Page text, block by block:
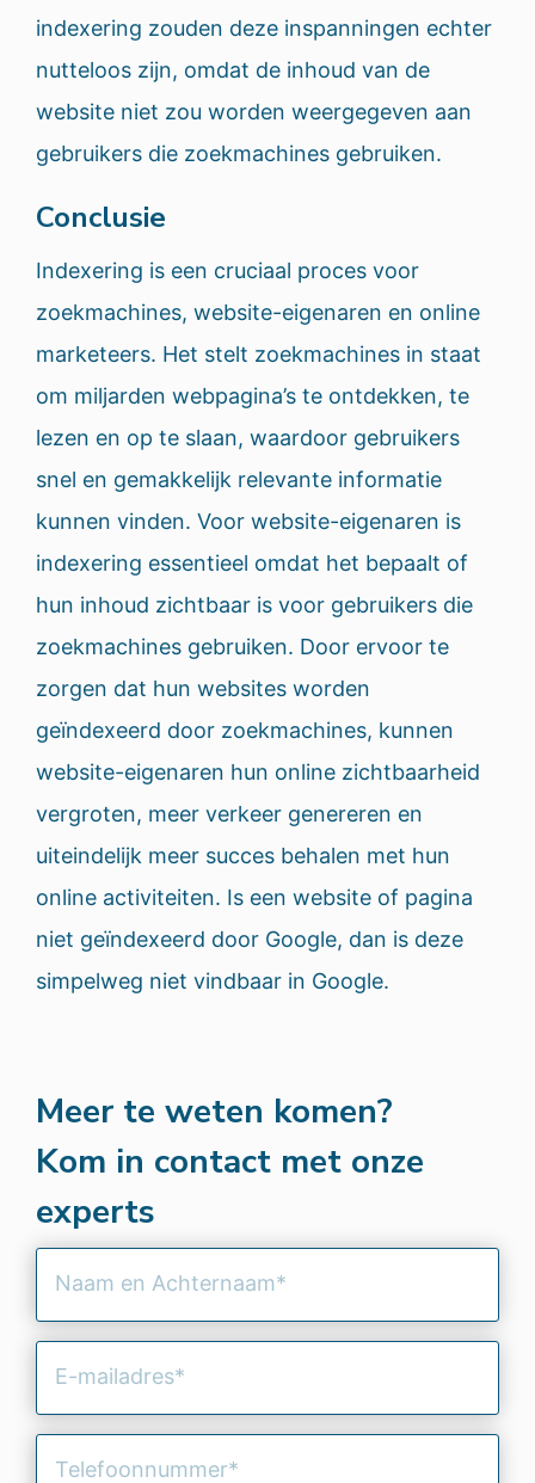
indexering zouden deze inspanningen echter
nutteloos zijn, omdat de inhoud van de
website niet zou worden weergegeven aan
gebruikers die zoekmachines gebruiken.
Conclusie
Indexering is een cruciaal proces voor
zoekmachines, website-eigenaren en online
marketeers. Het stelt zoekmachines in staat
om miljarden webpagina’s te ontdekken, te
lezen en op te slaan, waardoor gebruikers
snel en gemakkelijk relevante informatie
kunnen vinden. Voor website-eigenaren is
indexering essentieel omdat het bepaalt of
hun inhoud zichtbaar is voor gebruikers die
zoekmachines gebruiken. Door ervoor te
zorgen dat hun websites worden
geïndexeerd door zoekmachines, kunnen
website-eigenaren hun online zichtbaarheid
vergroten, meer verkeer genereren en
uiteindelijk meer succes behalen met hun
online activiteiten. Is een website of pagina
niet geïndexeerd door Google, dan is deze
simpelweg niet vindbaar in Google.
Meer te weten komen?
Kom in contact met onze
experts
en
Achternaam
(Vereist)
mailadres
(Vereist)
(Vereist)